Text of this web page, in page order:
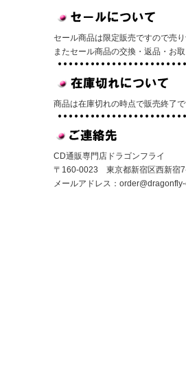
セール商品は限定販売ですので売
またセール商品の交換・返品・お
商品は在庫切れの時点で販売終了
CD通販専門店ドラゴンフライ
〒160-0023 東京都新宿区西新
メールアドレス：